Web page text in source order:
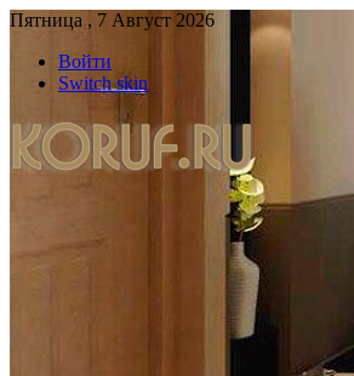
Пятница , 7 Август 2026
Войти
Switch skin